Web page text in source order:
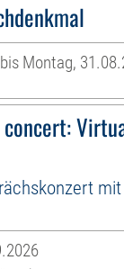
Montag,